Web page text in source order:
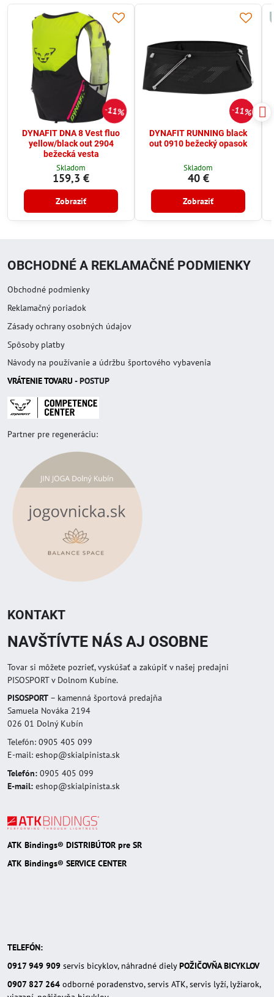
11%
DYNAFIT DNA 8 Vest fluo
yellow/black out 2904
bežecká vesta
Skladom
159,3 €
Zobraziť
11%
DYNAFIT RUNNING black
out 0910 bežecký opasok
Skladom
40 €
Zobraziť
OBCHODNÉ A REKLAMAČNÉ PODMIENKY
Obchodné podmienky
Reklamačný poriadok
Zásady ochrany osobných údajov
Spôsoby platby
Návody na používanie a údržbu športového vybavenia
VRÁTENIE TOVARU - POSTUP
Partner pre regeneráciu:
KONTAKT
NAVŠTÍVTE NÁS AJ OSOBNE
Tovar si môžete pozrieť, vyskúšať a zakúpiť v našej predajni
PISOSPORT v Dolnom Kubíne.
PISOSPORT – kamenná športová predajňa
Samuela Nováka 2194
026 01 Dolný Kubín
Telefón: 0905 405 099
E-mail: eshop@skialpinista.sk
Telefón: 0905 405 099
E-mail: eshop@skialpinista.sk
ATK Bindings® DISTRIBÚTOR pre SR
ATK Bindings® SERVICE CENTER
TELEFÓN:
0917 949 909 servis bicyklov, náhradné dielyPOŽIČOVŇA BICYKLOV
0907 827 264 odborné poradenstvo, servis ATK, servis lyží, lyžiarok,